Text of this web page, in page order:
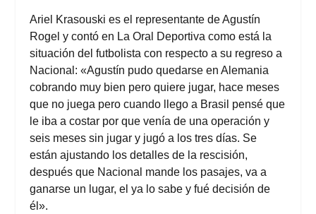
Ariel Krasouski es el representante de Agustín
Rogel y contó en La Oral Deportiva como está la
situación del futbolista con respecto a su regreso a
Nacional: «Agustín pudo quedarse en Alemania
cobrando muy bien pero quiere jugar, hace meses
que no juega pero cuando llego a Brasil pensé que
le iba a costar por que venía de una operación y
seis meses sin jugar y jugó a los tres días. Se
están ajustando los detalles de la rescisión,
después que Nacional mande los pasajes, va a
ganarse un lugar, el ya lo sabe y fué decisión de
él».